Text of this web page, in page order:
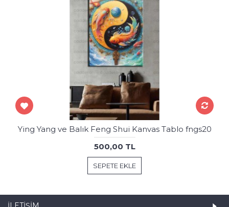
Ying Yang ve Balık Feng Shui Kanvas Tablo fngs20
500,00 TL
SEPETE EKLE